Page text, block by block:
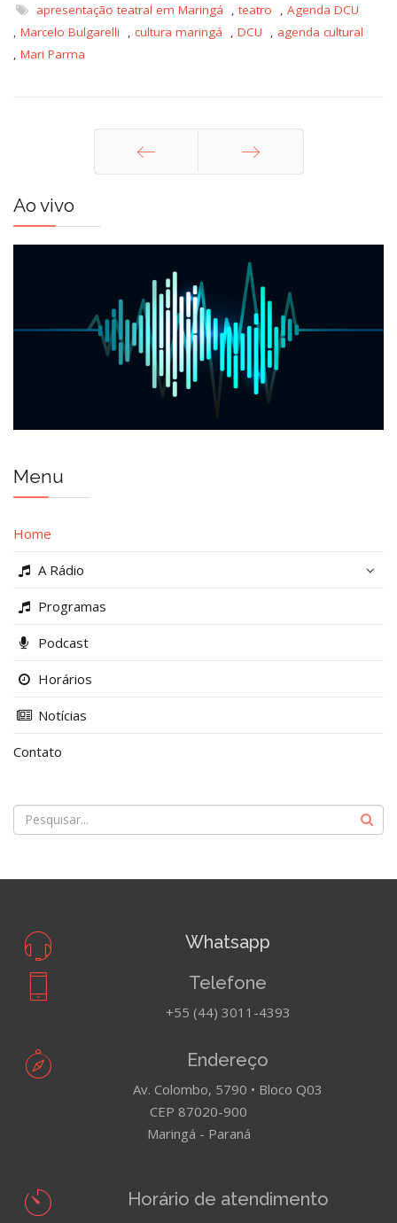
apresentação teatral em Maringá teatro
Agenda DCU
Marcelo Bulgarelli cultura maringá DCU
agenda cultural
Mari Parma
Ao vivo
Menu
Home
A Rádio
Programas
Podcast
Horários
Notícias
Contato
Whatsapp
Telefone
+55 (44) 3011-4393
Endereço
Av. Colombo, 5790 • Bloco Q03
CEP 87020-900
Maringá - Paraná
Horário de atendimento